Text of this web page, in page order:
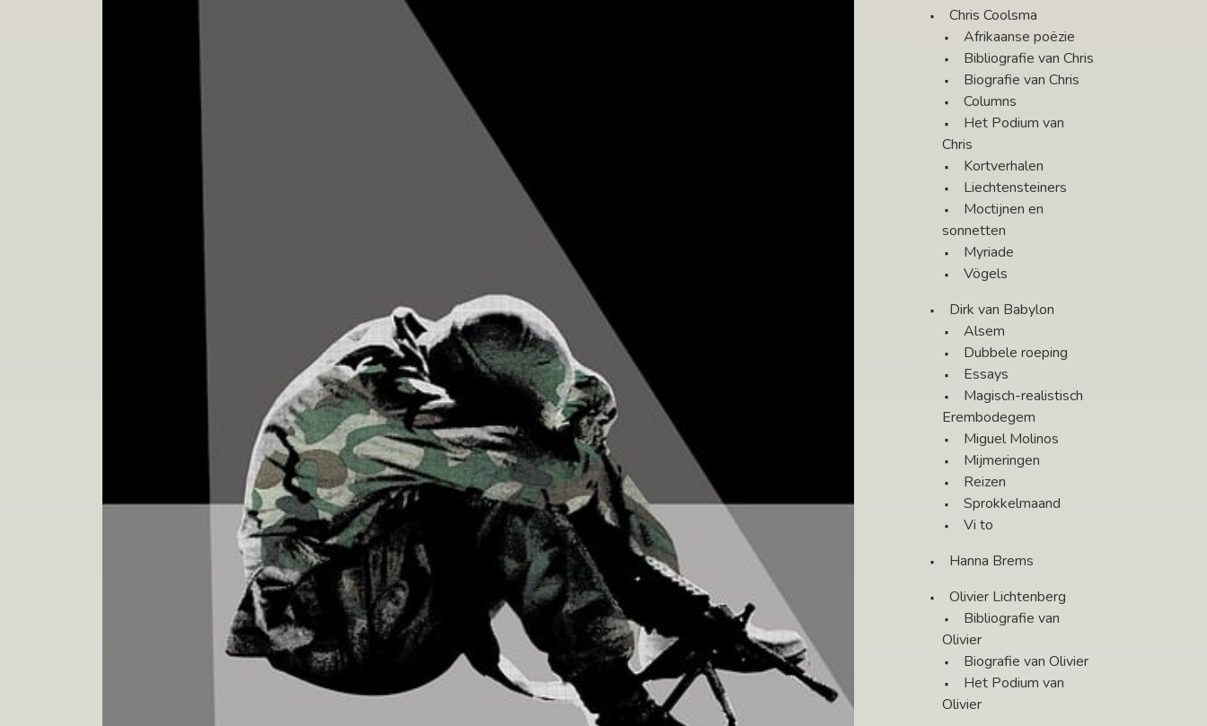
Chris Coolsma
Afrikaanse poëzie
Bibliografie van Chris
Biografie van Chris
Columns
Het Podium van
Chris
Kortverhalen
Liechtensteiners
Moctijnen en
sonnetten
Myriade
Vögels
Dirk van Babylon
Alsem
Dubbele roeping
Essays
Magisch-realistisch
Erembodegem
Miguel Molinos
Mijmeringen
Reizen
Sprokkelmaand
Vi to
Hanna Brems
Olivier Lichtenberg
Bibliografie van
Olivier
Biografie van Olivier
Het Podium van
Olivier